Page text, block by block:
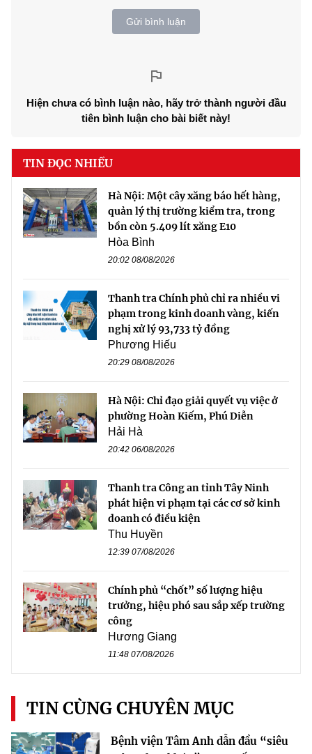
Gửi bình luận
Hiện chưa có bình luận nào, hãy trở thành người đầu
tiên bình luận cho bài biết này!
TIN ĐỌC NHIỀU
Hà Nội: Một cây xăng báo hết hàng,
quản lý thị trường kiểm tra, trong
bồn còn 5.409 lít xăng E10
Hòa Bình
20:02 08/08/2026
Thanh tra Chính phủ chỉ ra nhiều vi
phạm trong kinh doanh vàng, kiến
nghị xử lý 93,733 tỷ đồng
Phương Hiếu
20:29 08/08/2026
Hà Nội: Chỉ đạo giải quyết vụ việc ở
phường Hoàn Kiếm, Phú Diễn
Hải Hà
20:42 06/08/2026
Thanh tra Công an tỉnh Tây Ninh
phát hiện vi phạm tại các cơ sở kinh
doanh có điều kiện
Thu Huyền
12:39 07/08/2026
Chính phủ “chốt” số lượng hiệu
trưởng, hiệu phó sau sắp xếp trường
công
Hương Giang
11:48 07/08/2026
TIN CÙNG CHUYÊN MỤC
Bệnh viện Tâm Anh dẫn đầu “siêu